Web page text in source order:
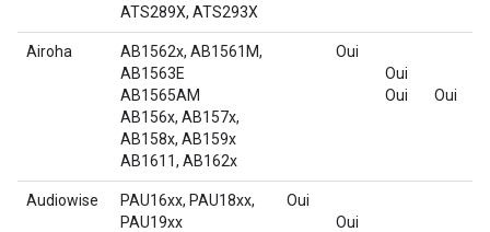
ATS289X, ATS293X
Airoha
AB1562x, AB1561M,
AB1563E
AB1565AM
AB156x, AB157x,
AB158x, AB159x
AB1611, AB162x
Oui
Oui
Oui
Oui
Audiowise
PAU16xx, PAU18xx,
PAU19xx
Oui
Oui